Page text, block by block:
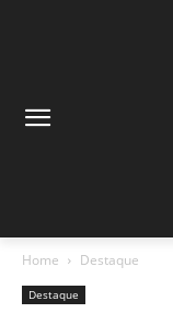
Home Destaque
Destaque